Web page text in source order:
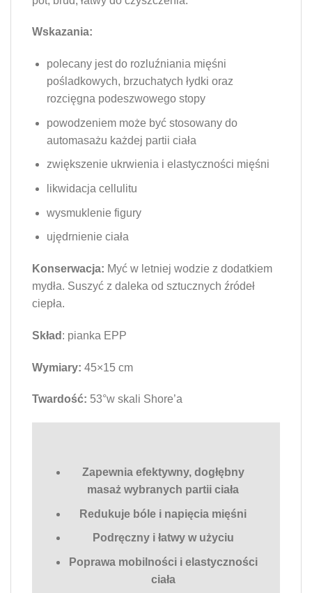
Wskazania:
polecany jest do rozluźniania mięśni
pośladkowych, brzuchatych łydki oraz
rozcięgna podeszwowego stopy
powodzeniem może być stosowany do
automasażu każdej partii ciała
zwiększenie ukrwienia i elastyczności mięśni
likwidacja cellulitu
wysmuklenie figury
ujędrnienie ciała
Konserwacja: Myć w letniej wodzie z dodatkiem
mydła. Suszyć z daleka od sztucznych źródeł
ciepła.
Skład : pianka EPP
Wymiary: 45×15 cm
Twardość: 53°w skali Shore’a
Zapewnia efektywny, dogłębny
masaż wybranych partii ciała
Redukuje bóle i napięcia mięśni
Podręczny i łatwy w użyciu
Poprawa mobilności i elastyczności
ciała